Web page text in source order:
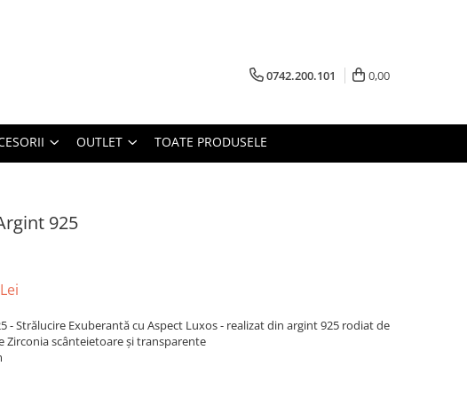
0742.200.101 0,00
OUTLET TOATE PRODUSELE
925
- Strălucire Exuberantă cu Aspect Luxos - realizat din argint 925 rodiat de
Zirconia scânteietoare și transparente